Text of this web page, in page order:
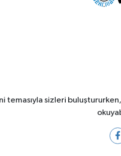
temasıyla sizleri